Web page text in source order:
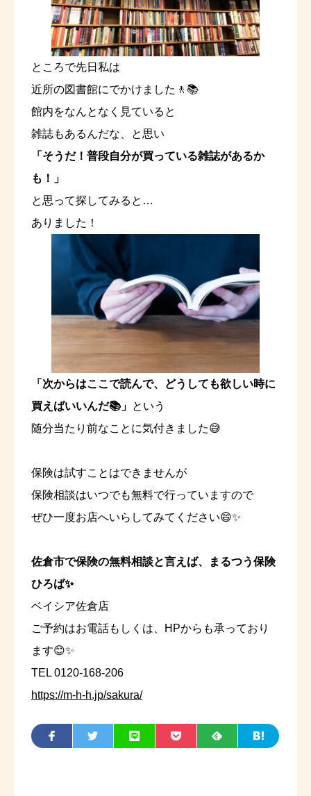
ところで先日私は
近所の図書館にでかけました🚶📚
館内をなんとなく見ていると
雑誌もあるんだな、と思い
「そうだ！普段自分が買っている雑誌があるか
も！」
と思って探してみると…
ありました！
「次からはここで読んで、どうしても欲しい時に
買えばいいんだ📚」 という
随分当たり前なことに気付きました😅
保険は試すことはできませんが
保険相談はいつでも無料で行っていますので
ぜひ一度お店へいらしてみてください😄✨
佐倉市で保険の無料相談と言えば、まるつう保険
ひろば✨
ベイシア佐倉店
ご予約はお電話もしくは、HPからも承っており
ます😊✨
TEL 0120-168-206
https://m-h-h.jp/sakura/